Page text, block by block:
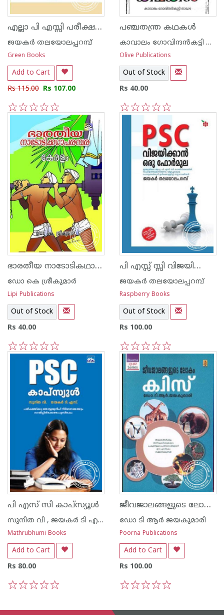
എല്ലാ പി എസ്സി പരീക്ഷകള്‍ക്കും ഒരു ഉത്തരം
ജയകര്‍ തലയോലപ്പറമ്പ്
Green Books
Add to Cart
Rs 115.00 Rs 107.00
5
4
3
2
1
പഞ്ചതന്ത്ര കഥകള്‍
കാവാലം ഗോവിന്ദന്‍കട്ടി നായര്‍
Olive Publications
Out of Stock
Rs 40.00
5
3
2
1
ഭാരതീയ നാടോടികഥാപരമ്പര കേരളം
ഡോ കെ ശ്രീകുമാര്‍
Lipi Publications
Out of Stock
Rs 40.00
5
4
3
2
1
പി എസ്സ് സ്സി വിജയിക്കാന്‍ ഒരു ഫോര്‍മുല
ജയകര്‍ തലയോലപ്പറമ്പ്
Raspberry Books
Out of Stock
Rs 100.00
5
4
3
2
1
പി എസ് സി കാപ്‌സ്യൂള്‍
സുനിത വി , ജയകര്‍ ടി എസ്
Mathrubhumi Books
Add to Cart
Rs 80.00
ജീവജാലങ്ങളുടെ ലോകം ക്വിസ്സ്
ഡോ ടി ആര്‍ ജയകുമാരി
Poorna Publications
Add to Cart
Rs 100.00